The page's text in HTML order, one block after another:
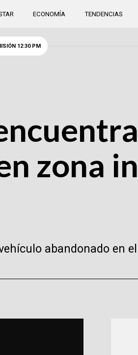
ECONOMÍA TENDENCIAS
12:30 PM
zona
abandonado en